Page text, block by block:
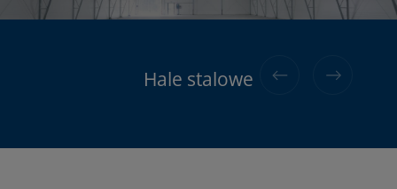
Hale aluminiowe
Hale stalowe
Hale stalowe do 120kg/m2 śniegu